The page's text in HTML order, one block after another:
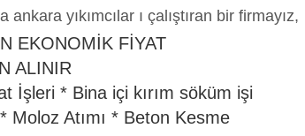
yıkımcılar ı çalıştıran bir firmayız,
EKONOMİK FİYAT
ALINIR
İşleri * Bina içi kırım söküm işi
Moloz Atımı * Beton Kesme